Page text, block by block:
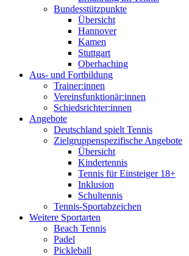
Bundesstützpunkte
Übersicht
Hannover
Kamen
Stuttgart
Oberhaching
Aus- und Fortbildung
Trainer:innen
Vereinsfunktionär:innen
Schiedsrichter:innen
Angebote
Deutschland spielt Tennis
Zielgruppenspezifische Angebote
Übersicht
Kindertennis
Tennis für Einsteiger 18+
Inklusion
Schultennis
Tennis-Sportabzeichen
Weitere Sportarten
Beach Tennis
Padel
Pickleball